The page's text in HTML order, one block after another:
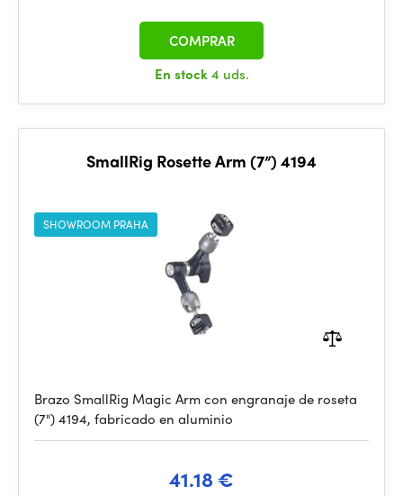
En stock4 uds.
COMPRAR
SmallRig Rosette Arm (7”) 4194
SHOWROOM PRAHA
Brazo SmallRig Magic Arm con engranaje de roseta
(7") 4194, fabricado en aluminio
41.18 €